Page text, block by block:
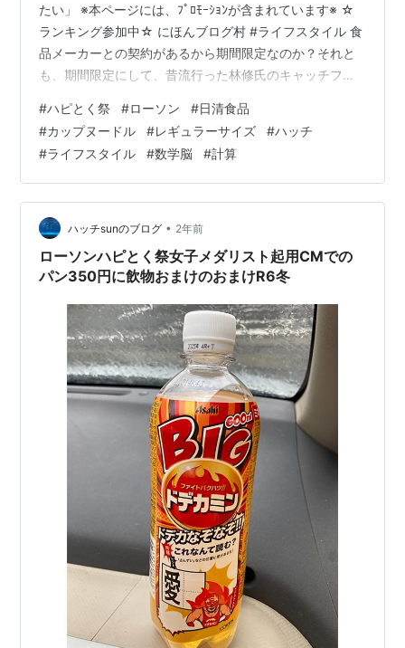
たい」 ※本ページには、ﾌﾟﾛﾓｰｼｮﾝが含まれています※ ☆
ランキング参加中☆ にほんブログ村 #ライフスタイル 食
品メーカーとの契約があるから期間限定なのか？それと
も、期間限定にして、昔流行った林修氏のキャッチフレ
させようというローソンさんのやり方なのか？誰か知っ
てる～？企業戦略の内情はともかく、前回似たような企
画があった際に買いそびれてしまったので、僕は迷わず
乗ったよ。たったの２個、１セット買いで１００円引き
オンリーでしたけど。 前回シリーズリンク hatch51.com
たった…
#ハピとく祭 #ローソン #日清食品
#カップヌードル #レギュラーサイズ #ハッチ
#ライフスタイル #数学脳 #計算
ハッチsunのブログ • 2年前
ローソンハピとく祭女子メダリスト起用CMでの
パン350円に飲物おまけのおまけR6冬